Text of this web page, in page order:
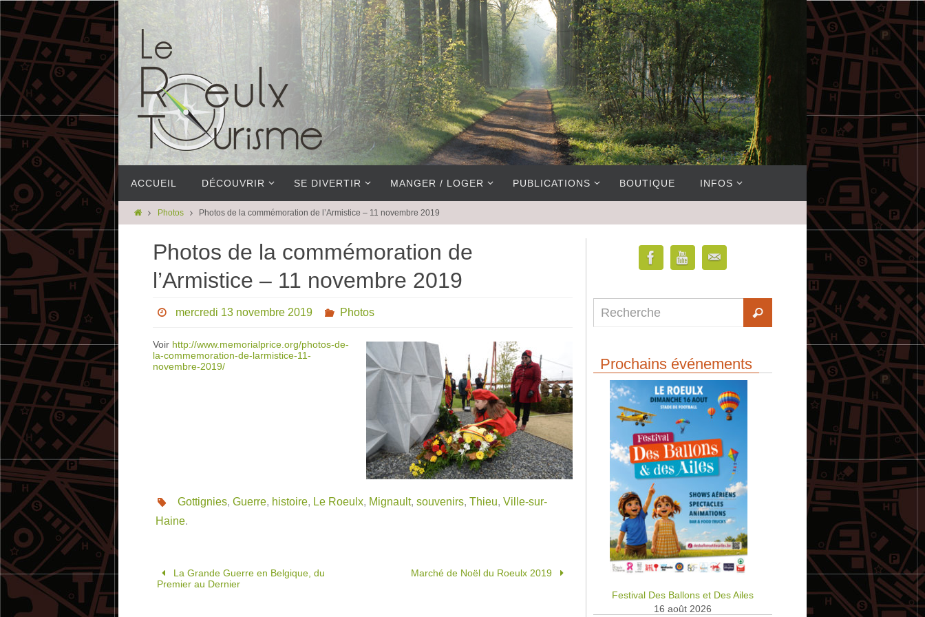
ACCUEIL DÉCOUVRIR SE DIVERTIR MANGER / LOGER PUBLICATIONS BOUTIQUE INFOS
Photos Photos de la commémoration de l’Armistice – 11 novembre 2019
Photos de la commémoration de
l’Armistice – 11 novembre 2019
mercredi 13 novembre 2019 Photos
Voir http://www.memorialprice.org/photos-de-
la-commemoration-de-larmistice-11-
novembre-2019/
Gottignies, Guerre, histoire, Le Roeulx, Mignault, souvenirs, Thieu, Ville-sur-
Haine.
La Grande Guerre en Belgique, du
Premier au Dernier
Marché de Noël du Roeulx 2019
Prochains événements
Festival Des Ballons et Des Ailes
16 août 2026